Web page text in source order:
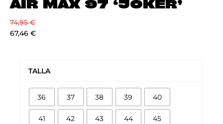
AIR MAX 97 ‘JOKER’
74,95€
67,46 €
TALLA
36 37 38 39 40
41 42 43 44 45
'JOKER'
cantidad